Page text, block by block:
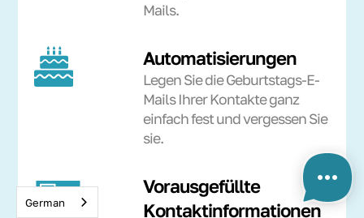
Mails.
Automatisierungen
Legen Sie die Geburtstags-E-
Mails Ihrer Kontakte ganz
einfach fest und vergessen Sie
sie.
Vorausgefüllte
Kontaktinformationen
German